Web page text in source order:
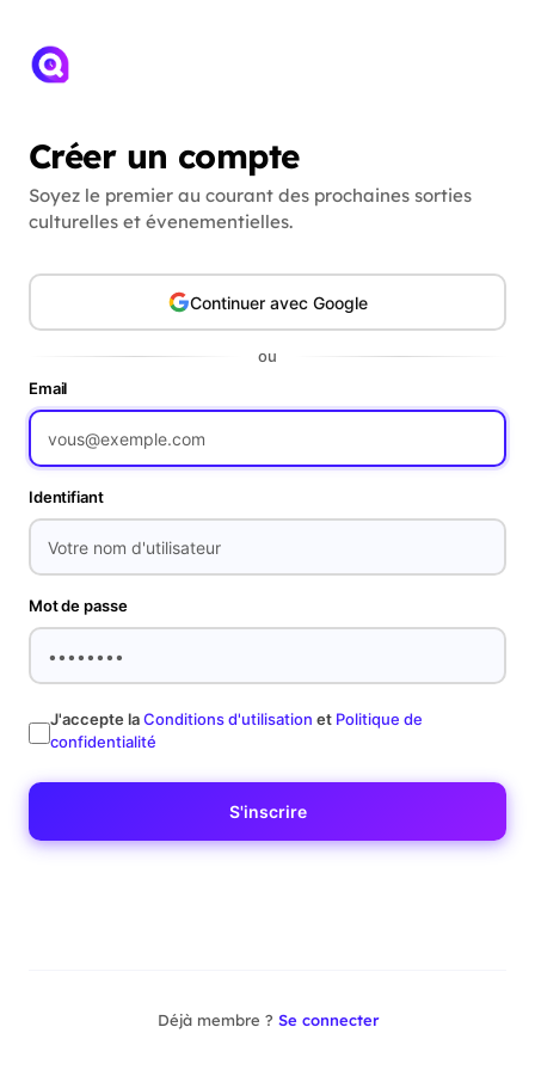
Créer un compte
Soyez le premier au courant des prochaines sorties
culturelles et évenementielles.
Continuer avec Google
ou
Email
Identifiant
Mot de passe
J'accepte laConditions d'utilisation et Politique de
confidentialité
S'inscrire
Déjà membre ? Se connecter